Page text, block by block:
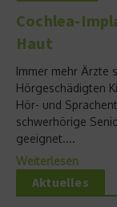
Cochlea-
Haut
Immer mehr Ärzte
Hörgeschädigten
Hör- und
schwerhörige
geeignet....
Weiterlesen
Aktuelles